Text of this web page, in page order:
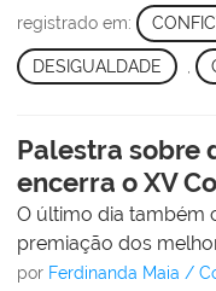
registrado em:
DESIGUALDADE
Palestra sobre
encerra o XV
O último dia também
premiação dos
por Ferdinanda Maia /